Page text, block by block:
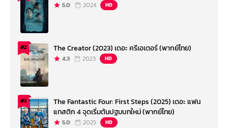
5.0 2024 HD
#2 The Creator (2023) เดอะ ครีเอเตอร์ (พากย์ไทย)
4.3 2023 HD
#3
The Fantastic Four: First Steps (2025) เดอะ แฟน
แทสติก 4 จุดเริ่มต้นปฐมบทใหม่ (พากย์ไทย)
5.0 2025 HD